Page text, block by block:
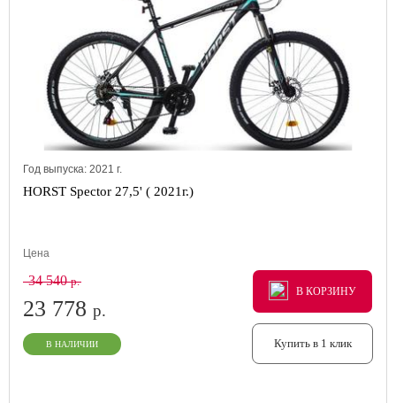
Год выпуска: 2021 г.
HORST Spector 27,5' ( 2021г.)
Цена
34 540р.
23 778 р.
В НАЛИЧИИ
В КОРЗИНУ
В КОРЗИНУ
В КОРЗИНУ
Купить в 1 клик